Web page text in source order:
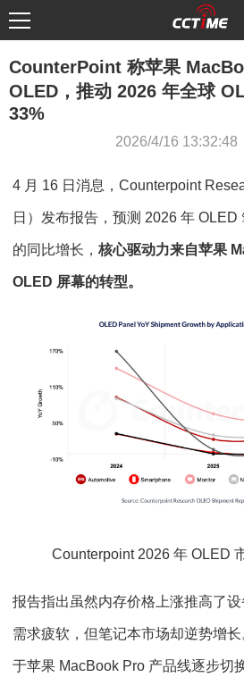
CounterPoint 称苹果
OLED，推动 2026 年全球
33%
2026/4/16 13:32:48
4 月 16 日消息，Counterpoint
日）发布报告，预测 2026 年
的同比增长， 核心驱动力来自苹果
OLED 屏幕的转型。
Counterpoint 2026 年 OLED
报告指出虽然内存价格上涨推高了
需求疲软，但笔记本市场却逆势增
于苹果 MacBook Pro 产品线逐步切